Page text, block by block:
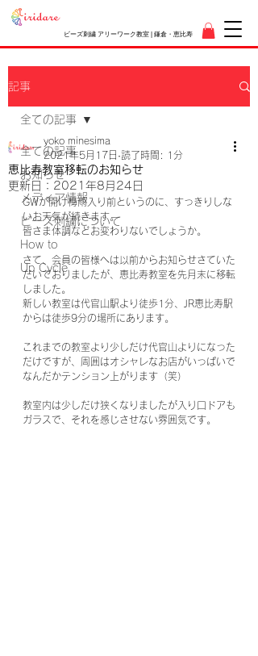
ビーズ刺繍 アリーワーク教室 | 鎌倉・恵比寿
記事
全ての記事
お知らせ
メディア情報
ビーズ刺繍について
How to
Up Cycle
全ての記事
恵比寿教室移転のお知らせ
yoko minesima
2021年5月17日 読了時間: 1分
更新日： 2021年8月24日
GWが開け梅雨入り前というのに、すっきりしな
いお天気が続きます。
皆さま体調などお変わりないでしょうか。
さて、会員の皆様へは以前からお知らせさていた
だいておりましたが、恵比寿教室を先月末に移転
しました。
新しい教室は代官山駅より徒歩1分、JR恵比寿駅
からは徒歩9分の場所にあります。
これまでの教室より少しだけ代官山よりになった
だけですが、周囲はオシャレなお店がいっぱいで
なんだかテンション上がります（笑）
教室内は少しだけ狭くなりましたが入り口ドアも
ガラスで、それを感じさせない雰囲気です。